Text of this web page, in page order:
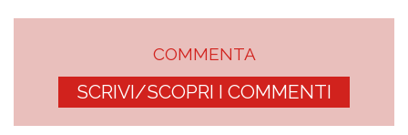
COMMENTA
SCRIVI/SCOPRI I COMMENTI